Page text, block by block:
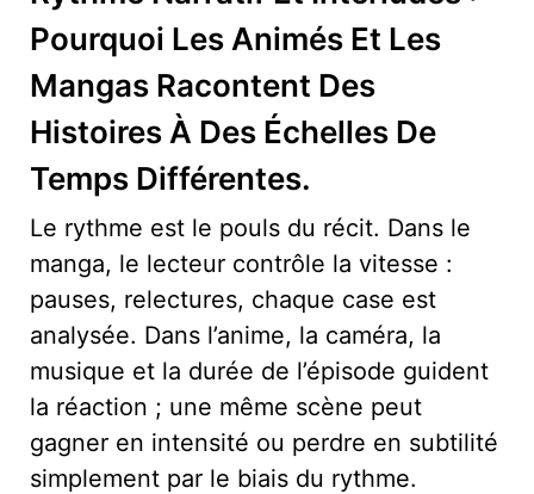
Pourquoi Les Animés Et Les
Mangas Racontent Des
Histoires À Des Échelles De
Temps Différentes.
Le rythme est le pouls du récit. Dans le
manga, le lecteur contrôle la vitesse :
pauses, relectures, chaque case est
analysée. Dans l’anime, la caméra, la
musique et la durée de l’épisode guident
la réaction ; une même scène peut
gagner en intensité ou perdre en subtilité
simplement par le biais du rythme.